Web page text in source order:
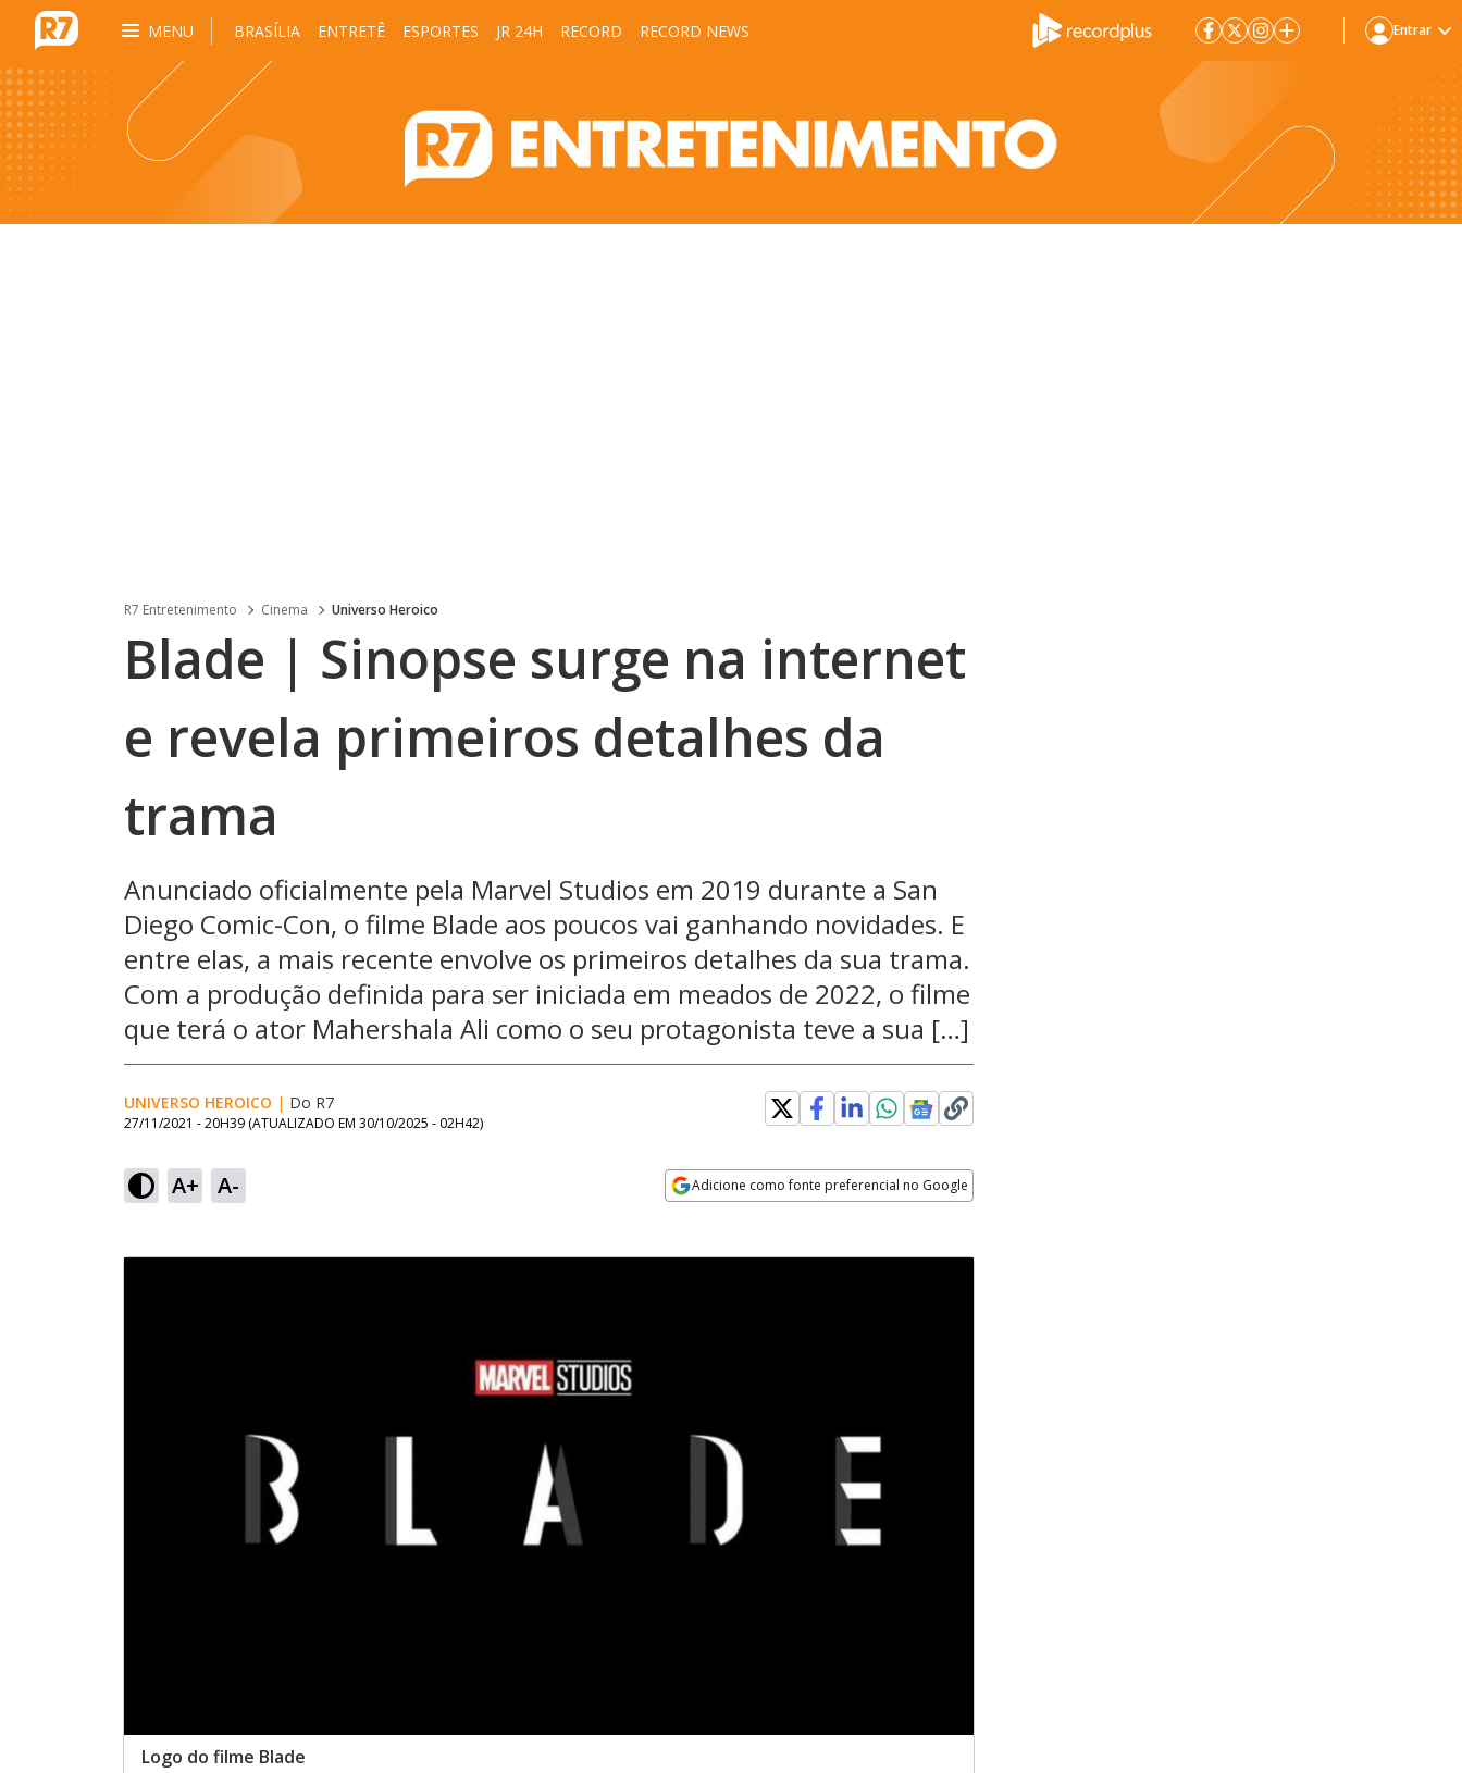
MENU BRASÍLIA ENTRETÊ ESPORTES JR 24H RECORD RECORD NEWS Entrar
R7 Entretenimento Cinema Universo Heroico
Blade | Sinopse surge na internet
e revela primeiros detalhes da
trama
Anunciado oficialmente pela Marvel Studios em 2019 durante a San
Diego Comic-Con, o filme Blade aos poucos vai ganhando novidades. E
entre elas, a mais recente envolve os primeiros detalhes da sua trama.
Com a produção definida para ser iniciada em meados de 2022, o filme
que terá o ator Mahershala Ali como o seu protagonista teve a sua […]
UNIVERSO HEROICO | Do R7
27/11/2021 - 20H39 (ATUALIZADO EM 30/10/2025 - 02H42)
A+ A- Adicione como fonte preferencial no Google
Logo do filme Blade